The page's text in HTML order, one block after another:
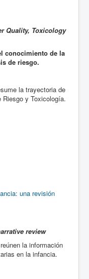
Quality, Toxicology
conocimiento de la
de riesgo.
la trayectoria de
Riesgo y Toxicología.
una revisión
review
la información
en la infancia.